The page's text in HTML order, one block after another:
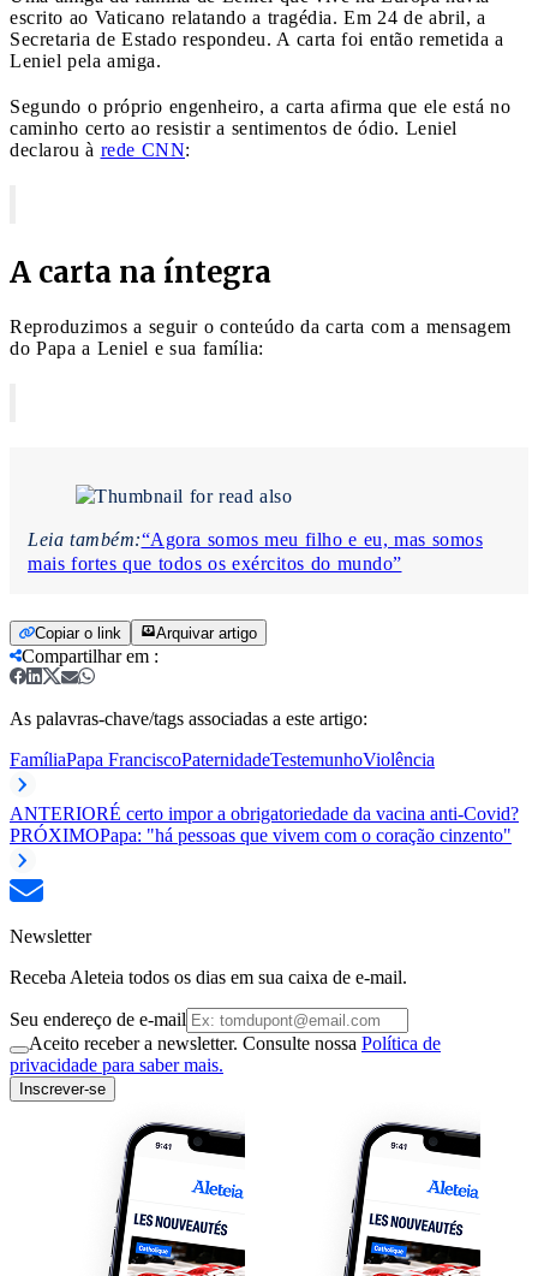
escrito ao Vaticano relatando a tragédia. Em 24 de abril, a
Secretaria de Estado respondeu. A carta foi então remetida a
Leniel pela amiga.
Segundo o próprio engenheiro, a carta afirma que ele está no
caminho certo ao resistir a sentimentos de ódio. Leniel
declarou à rede CNN:
A carta na íntegra
Reproduzimos a seguir o conteúdo da carta com a mensagem
do Papa a Leniel e sua família:
Leia também:“Agora somos meu filho e eu, mas somos
mais fortes que todos os exércitos do mundo”
Copiar o link Arquivar artigo
Compartilhar em :
As palavras-chave/tags associadas a este artigo:
FamíliaPapa FranciscoPaternidadeTestemunhoViolência
ANTERIORÉ certo impor a obrigatoriedade da vacina anti-Covid?
PRÓXIMOPapa: "há pessoas que vivem com o coração cinzento"
Newsletter
Receba Aleteia todos os dias em sua caixa de e-mail.
Seu endereço de e-mail
Aceito receber a newsletter. Consulte nossa Política de
privacidade para saber mais.
Inscrever-se